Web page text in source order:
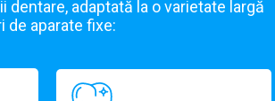
adaptată la o varietate largă
de aparate fixe: